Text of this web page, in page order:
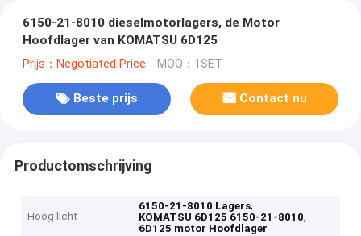
6150-21-8010 dieselmotorlagers, de Motor
Hoofdlager van KOMATSU 6D125
Prijs：Negotiated Price MOQ：1SET
Beste prijs Contact nu
Productomschrijving
Hoog licht
6150-21-8010 Lagers,
KOMATSU 6D125 6150-21-8010,
6D125 motor Hoofdlager